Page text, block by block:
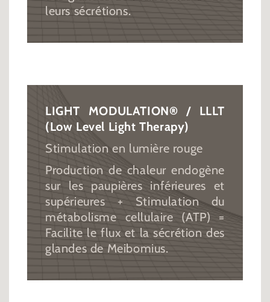
leurs sécrétions.
LIGHT MODULATION® / LLLT
(Low Level Light Therapy)
Stimulation en lumière rouge
Production de chaleur endogène
sur les paupières inférieures et
supérieures + Stimulation du
métabolisme cellulaire (ATP) =
Facilite le flux et la sécrétion des
glandes de Meibomius.